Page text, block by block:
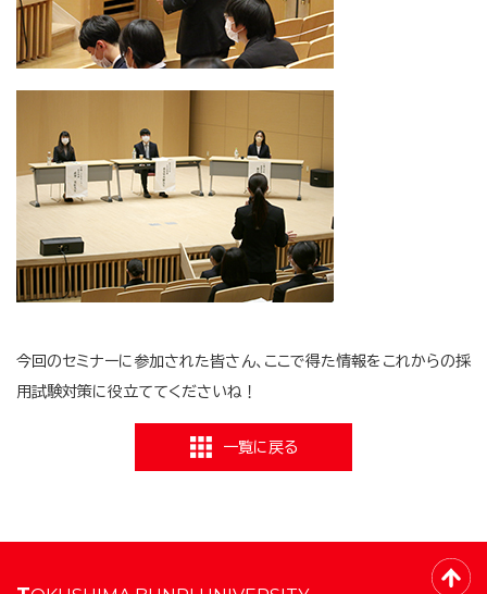
今回のセミナーに参加された皆さん、ここで得た情報をこれからの採
用試験対策に役立ててくださいね！
一覧に戻る